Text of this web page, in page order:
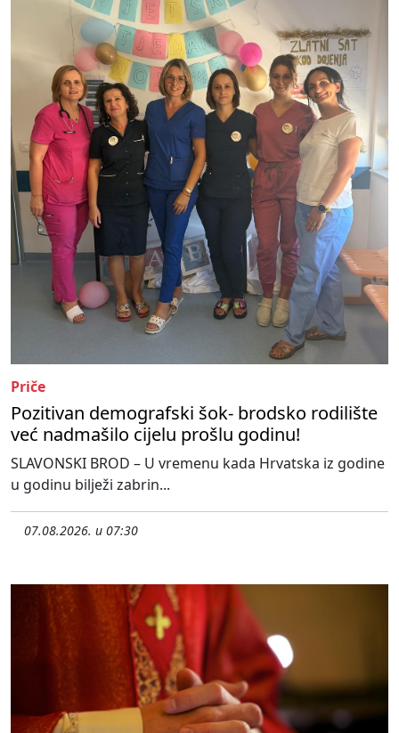
Priče
Pozitivan demografski šok- brodsko rodilište
već nadmašilo cijelu prošlu godinu!
SLAVONSKI BROD – U vremenu kada Hrvatska iz godine
u godinu bilježi zabrin...
07.08.2026. u 07:30